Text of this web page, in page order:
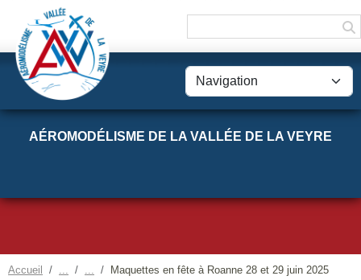
AÉROMODÉLISME DE LA VALLÉE DE LA VEYRE
Accueil Maquettes en fête à Roanne 28 et 29 juin 2025
Panneau de gestion des cookies